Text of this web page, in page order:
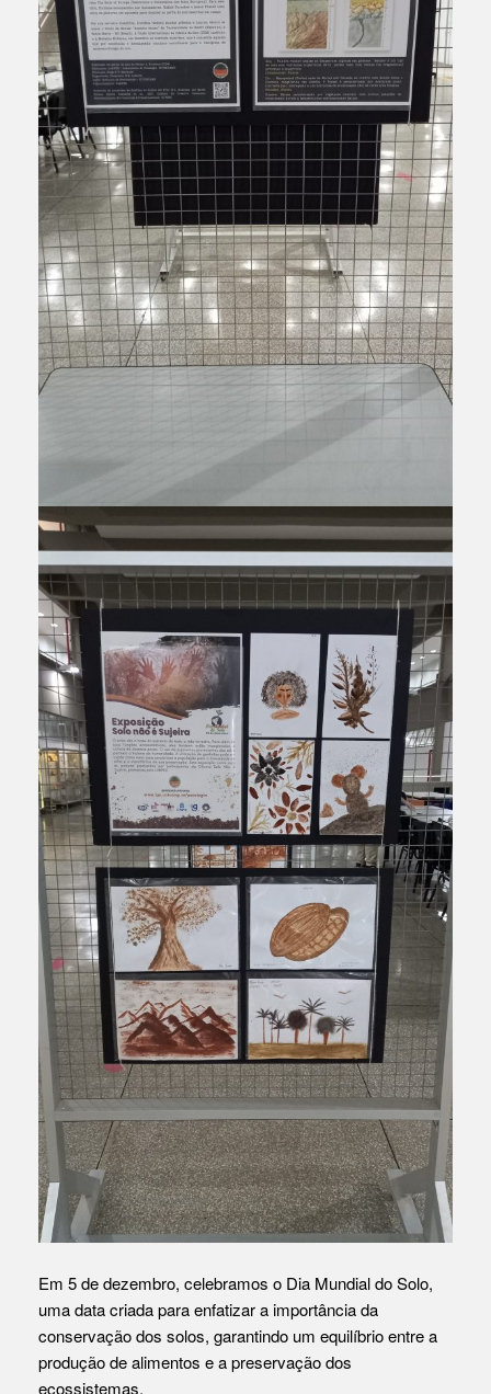
Em 5 de dezembro, celebramos o Dia Mundial do Solo,
uma data criada para enfatizar a importância da
conservação dos solos, garantindo um equilíbrio entre a
produção de alimentos e a preservação dos
ecossistemas.